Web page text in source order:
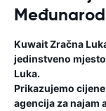
Kuwait Zračna
jedinstveno
Luka.
Prikazujemo
agencija za najam